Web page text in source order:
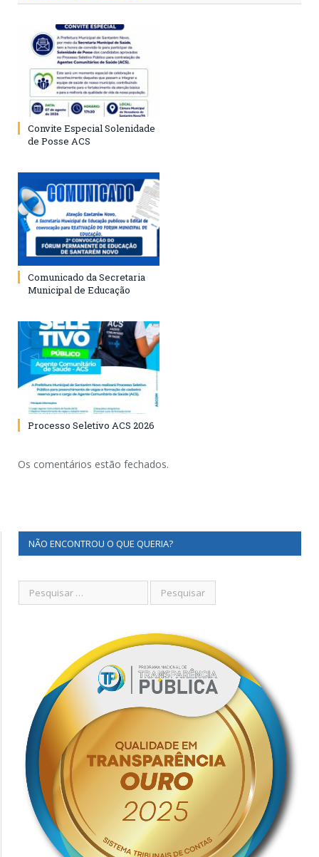
Convite Especial Solenidade
de Posse ACS
Comunicado da Secretaria
Municipal de Educação
Processo Seletivo ACS 2026
Os comentários estão fechados.
NÃO ENCONTROU O QUE QUERIA?